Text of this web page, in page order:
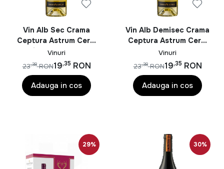
Vin Alb Sec Crama
Ceptura Astrum Cervi
Sauvignon Blanc 0.75L
Vinuri
19,35 RON
23,38 RON
Adauga in cos
Vin Alb Demisec Crama
Ceptura Astrum Cervi
Feteasca Regala 0.75L
Vinuri
19,35 RON
23,38 RON
Adauga in cos
29% 30%